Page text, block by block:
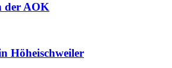
der AOK
Höheischweiler